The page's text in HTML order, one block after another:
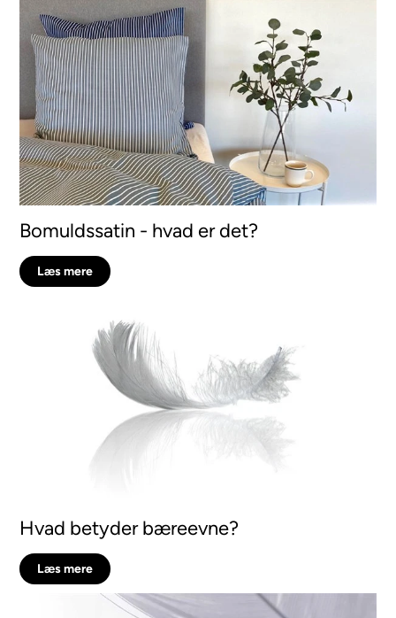
Bomuldssatin - hvad er det?
Læs mere
Hvad betyder bæreevne?
Læs mere